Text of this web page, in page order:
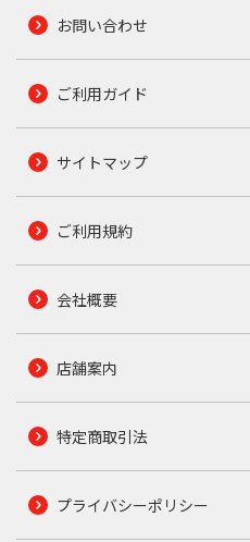
お問い合わせ
ご利用ガイド
サイトマップ
ご利用規約
会社概要
店舗案内
特定商取引法
プライバシーポリシー